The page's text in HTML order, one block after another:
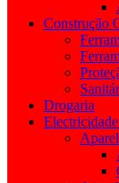
Construção
Drogaria